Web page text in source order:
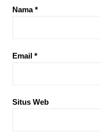
Nama*
Email *
Situs Web